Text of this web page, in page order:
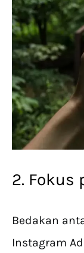
2. Fokus
Bedakan
Instagram